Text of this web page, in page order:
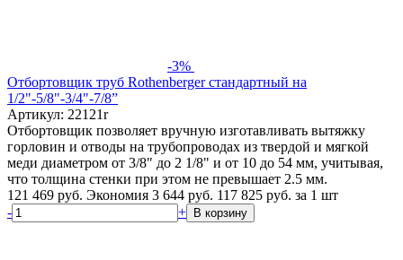
-3%
Отбортовщик труб Rothenberger стандартный на
1/2"-5/8"-3/4"-7/8”
Артикул: 22121r
Отбортовщик позволяет вручную изготавливать вытяжку
горловин и отводы на трубопроводах из твердой и мягкой
меди диаметром от 3/8" до 2 1/8" и от 10 до 54 мм, учитывая,
что толщина стенки при этом не превышает 2.5 мм.
121 469 руб. Экономия 3 644 руб. 117 825 руб. за 1 шт
-
+ В корзину